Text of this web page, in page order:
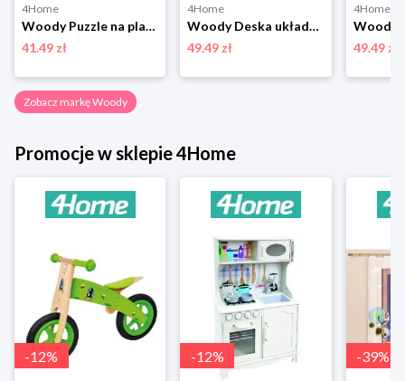
4Home
Woody Puzzle na planszy Cyfry
41.49 zł
4Home
Woody Deska układanka z geometrycznymi kształtami
49.49 zł
4Home
49.49 zł
Zobacz markę Woody
Promocje w sklepie 4Home
-12% -12% -39%